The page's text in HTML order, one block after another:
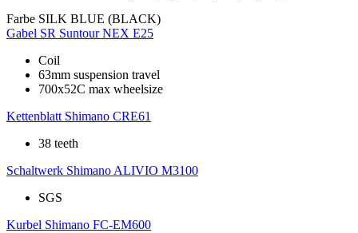
Farbe SILK BLUE (BLACK)
Gabel SR Suntour NEX E25
Coil
63mm suspension travel
700x52C max wheelsize
Kettenblatt Shimano CRE61
38 teeth
Schaltwerk Shimano ALIVIO M3100
SGS
Kurbel Shimano FC-EM600